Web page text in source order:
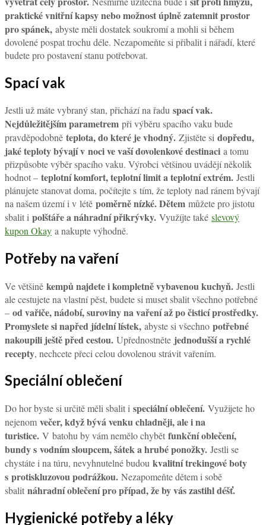
praktické vnitřní kapsy nebo možnost úplně zatemnit prostor
pro spánek, abyste měli dostatek soukromí a mohli si během
dovolené pospat trochu déle. Nezapomeňte si přibalit i nářadí, které
budete pro postavení stanu potřebovat.
Spací vak
Jestli už máte vybraný stan, přichází na řadu spací vak.
Nejdůležitějším parametrem při výběru spacího vaku bude
pravděpodobně teplota, do které je vhodný. Zjistěte si dopředu,
jaké teploty bývají v noci ve vaší dovolenkové destinaci a tomu
přizpůsobte výběr spacího vaku. Výrobci většinou uvádějí několik
hodnot – teplotní komfort, teplotní limit a teplotní extrém. Jestli
plánujete stanovat doma, počítejte s tím, že teploty nad ránem bývají
na našem území i v létě poměrně nízké. Dětem můžete pro jistotu
sbalit i polštáře a náhradní přikrývky. Využíjte také slevový
kupon Okay a nakupte výhodně.
Potřeby na vaření
Ve většině kempů najdete i kompletně vybavenou kuchyň. Jestli
ale cestujete na vlastní pěst, budete si muset sbalit všechno potřebné
– od vařiče, nádobí, suroviny na vaření až po čisticí prostředky.
Promyslete si napřed jídelní lístek, abyste si všechno potřebné
nakoupili ještě před cestou. Upřednostněte jednodušší a rychlé
recepty, nechcete přeci celou dovolenou strávit vařením.
Speciální oblečení
Do hor byste si určitě měli sbalit i speciální oblečení. Využijete ho
nejenom večer, když bývá venku chladněji, ale i na
turistice. V batohu by vám nemělo chybět funkční oblečení,
bundy s vodním sloupcem, šátek a hrubé ponožky. Jestli se
chystáte i na túru, nevyhnutelné budou kvalitní trekingové boty
s protiskluzovou podrážkou. Nezapomeňte dětem i sobě
sbalit náhradní oblečení pro případ, že by vás zastihl déšť.
Hygienické potřeby a léky